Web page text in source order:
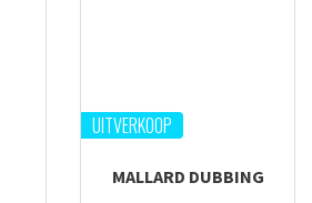
UITVERKOOP
MALLARD DUBBING